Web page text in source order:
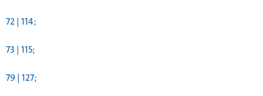
72 | 114;
73 | 115;
79 | 127;